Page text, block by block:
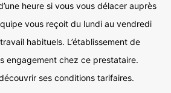
heure si vous vous délacer auprès
vous reçoit du lundi au vendredi
habituels. L’établissement de
engagement chez ce prestataire.
ses conditions tarifaires.